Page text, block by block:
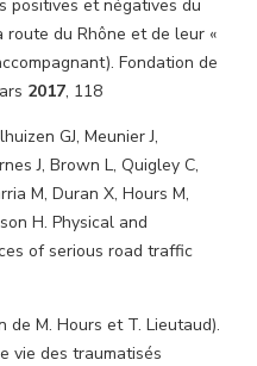
positives et négatives du
du Rhône et de leur «
Fondation de
2017, 118
GJ, Meunier J,
J, Brown L, Quigley C,
M, Duran X, Hours M,
H. Physical and
of serious road traffic
de M. Hours et T. Lieutaud).
vie des traumatisés